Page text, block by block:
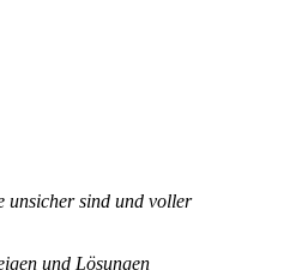
unsicher sind und voller
und Lösungen